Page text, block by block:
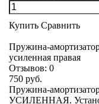
Купить Сравнить
Пружина-
усиленная правая
Отзывов: 0
750 руб.
Пружина-
УСИЛЕННАЯ.